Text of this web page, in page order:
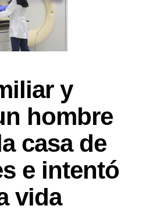
y
hombre
casa de
e intentó
vida